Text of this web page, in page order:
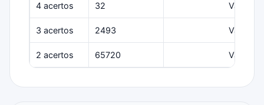
4 acertos 32 Várias
3 acertos 2493 Várias
2 acertos 65720 Várias